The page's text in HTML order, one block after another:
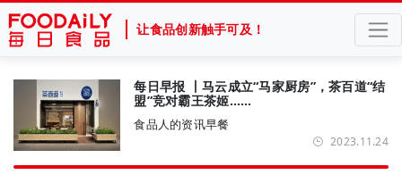
让食品创新触手可及！
每日早报 丨马云成立“马家厨房”，茶百道“结
盟”竞对霸王茶姬……
食品人的资讯早餐
2023.11.24